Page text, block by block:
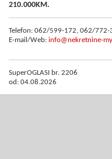
210.000KM.
Telefon: 062/599-172, 062/772-
E-mail/Web: info@nekretnine-
SuperOGLASI br. 2206
od: 04.08.2026